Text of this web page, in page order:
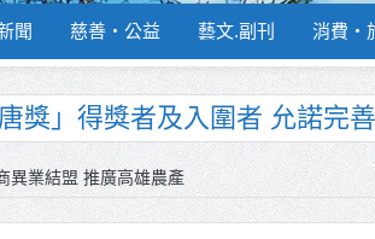
聞 慈善‧公益 藝文.副刊 消費‧
獎」得獎者及入圍者 允諾完
官大換血 蔡順元勉提升巡防
級！8月31日補助擴大至國中
萬大線動態測試 侯友宜蔣萬安
異業結盟 推廣高雄農產